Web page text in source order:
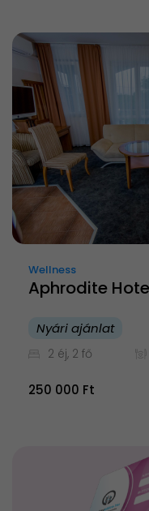
Wellness
Aphrodite
Nyári ajánlat
2 éj, 2 fő
250 000 Ft